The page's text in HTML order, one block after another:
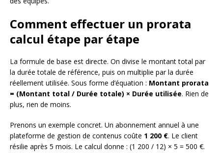
Comment effectuer un prorata
calcul étape par étape
La formule de base est directe. On divise le montant total par
la durée totale de référence, puis on multiplie par la durée
réellement utilisée. Sous forme d’équation : Montant prorata
= (Montant total / Durée totale) × Durée utilisée. Rien de
plus, rien de moins.
Prenons un exemple concret. Un abonnement annuel à une
plateforme de gestion de contenus coûte 1 200 €. Le client
résilie après 5 mois. Le calcul donne : (1 200 / 12) × 5 = 500 €.